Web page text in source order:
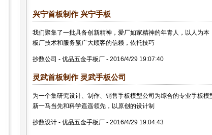
兴宁首板制作 兴宁手板
我们聚集了一批具备创新精神，爱厂如家精神的年青人，以人为
板厂技术和服务赢广大顾客的信赖，依托技巧
抄数公司 - 优品五金手板厂 - 2016/4/29 19:07:40
灵武首板制作 灵武手板公司
为一个集研究设计、制作、销售手板模型公司为综合的专业手板
新一马当先和科学遥遥领先，以原创的设计制
抄数设计 - 优品五金手板厂 - 2016/4/29 19:04:43